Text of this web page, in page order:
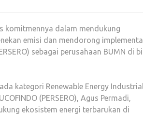
komitmennya dalam mendukung
emisi dan mendorong
sebagai perusahaan BUMN di
kategori Renewable Energy
(PERSERO), Agus Permadi,
ekosistem energi terbarukan di